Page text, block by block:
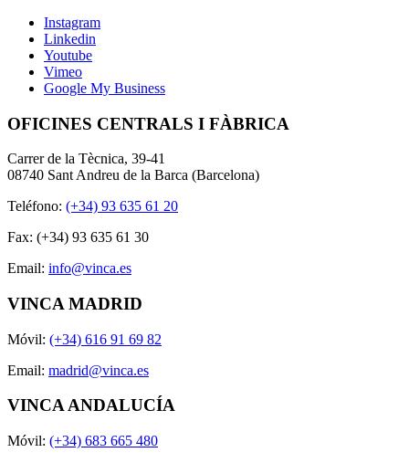
Instagram
Linkedin
Youtube
Vimeo
Google My Business
OFICINES CENTRALS I FÀBRICA
Carrer de la Tècnica, 39-41
08740 Sant Andreu de la Barca (Barcelona)
Teléfono: (+34) 93 635 61 20
Fax: (+34) 93 635 61 30
Email: info@vinca.es
VINCA MADRID
Móvil: (+34) 616 91 69 82
Email: madrid@vinca.es
VINCA ANDALUCÍA
Móvil: (+34) 683 665 480